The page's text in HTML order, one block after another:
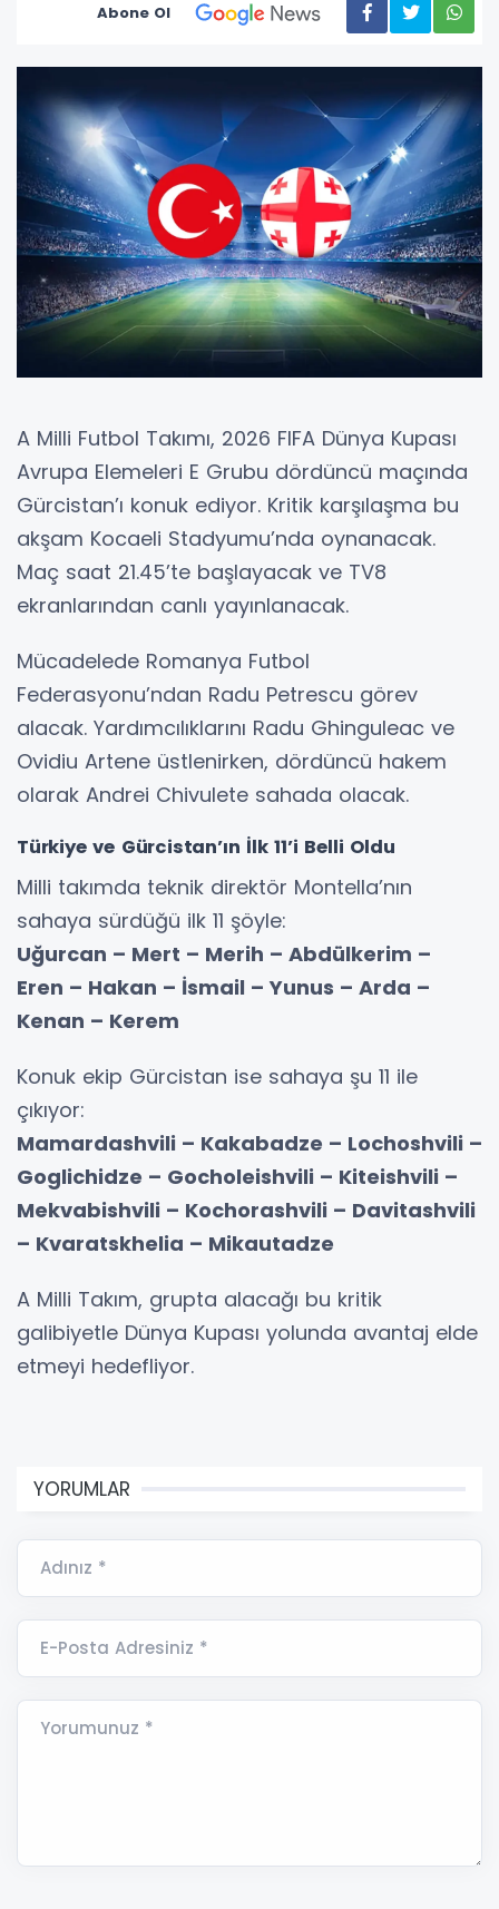
Abone Ol
A Milli Futbol Takımı, 2026 FIFA Dünya Kupası
Avrupa Elemeleri E Grubu dördüncü maçında
Gürcistan’ı konuk ediyor. Kritik karşılaşma bu
akşam Kocaeli Stadyumu’nda oynanacak.
Maç saat 21.45’te başlayacak ve TV8
ekranlarından canlı yayınlanacak.
Mücadelede Romanya Futbol
Federasyonu’ndan Radu Petrescu görev
alacak. Yardımcılıklarını Radu Ghinguleac ve
Ovidiu Artene üstlenirken, dördüncü hakem
olarak Andrei Chivulete sahada olacak.
Türkiye ve Gürcistan’ın İlk 11’i Belli Oldu
Milli takımda teknik direktör Montella’nın
sahaya sürdüğü ilk 11 şöyle:
Uğurcan – Mert – Merih – Abdülkerim –
Eren – Hakan – İsmail – Yunus – Arda –
Kenan – Kerem
Konuk ekip Gürcistan ise sahaya şu 11 ile
çıkıyor:
Mamardashvili – Kakabadze – Lochoshvili –
Goglichidze – Gocholeishvili – Kiteishvili –
Mekvabishvili – Kochorashvili – Davitashvili
– Kvaratskhelia – Mikautadze
A Milli Takım, grupta alacağı bu kritik
galibiyetle Dünya Kupası yolunda avantaj elde
etmeyi hedefliyor.
YORUMLAR
Adınız *
E-Posta Adresiniz *
Yorumunuz *